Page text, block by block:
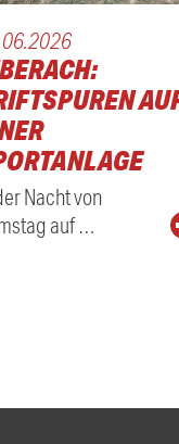
Nacht von
auf …